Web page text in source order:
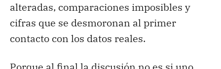
alteradas, comparaciones imposibles y
cifras que se desmoronan al primer
contacto con los datos reales.